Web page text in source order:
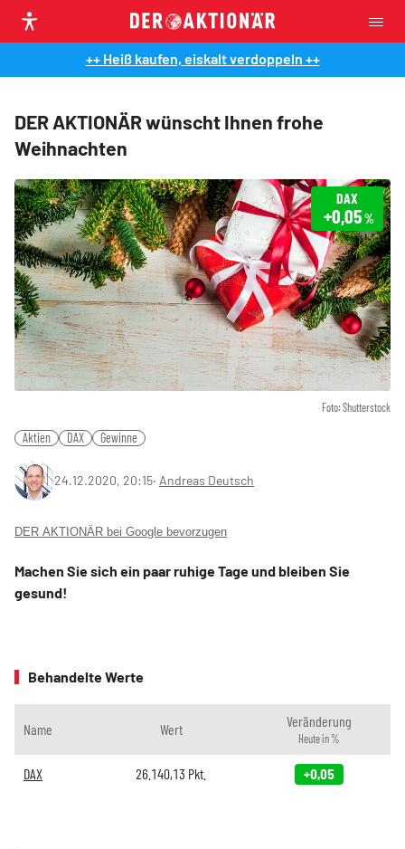
++ Heiß kaufen, eiskalt verdoppeln ++
DER AKTIONÄR wünscht Ihnen frohe
Weihnachten
Foto: Shutterstock
DAX
+0,05%
Aktien DAX Gewinne
24.12.2020, 20:15‧ Andreas Deutsch
DER AKTIONÄR bei Google bevorzugen
Machen Sie sich ein paar ruhige Tage und bleiben Sie
gesund!
Behandelte Werte
Name Wert Veränderung
Heute in %
DAX 26.140,13 Pkt. +0,05